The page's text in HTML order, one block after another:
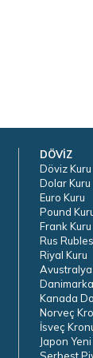
DÖVİZ
Döviz Kuru
Dolar Kuru
Euro Kuru
Pound
Frank Kuru
Rus
Riyal Kuru
Avustralya
Kanada
Norveç
İsveç
Japon Yeni
Serbest